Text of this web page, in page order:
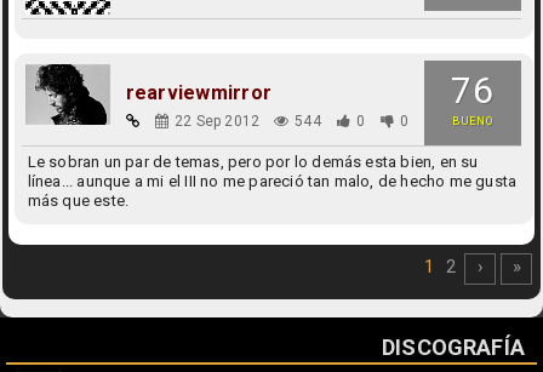
76
BUENO
rearviewmirror
22 Sep 2012 544 0 0
Le sobran un par de temas, pero por lo demás esta bien, en su
línea... aunque a mi el III no me pareció tan malo, de hecho me gusta
más que este.
1 2 › »
DISCOGRAFÍA